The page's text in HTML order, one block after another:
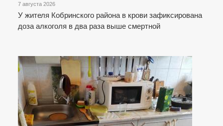
7 августа 2026
У жителя Кобринского района в крови зафиксирована
доза алкоголя в два раза выше смертной